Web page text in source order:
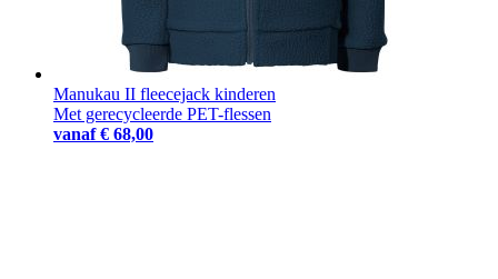
Manukau II fleecejack kinderen
Met gerecycleerde PET-flessen
vanaf € 68,00